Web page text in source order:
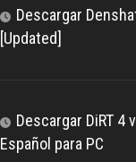
Descargar
[Updated]
Descargar DiRT 4
Español para PC